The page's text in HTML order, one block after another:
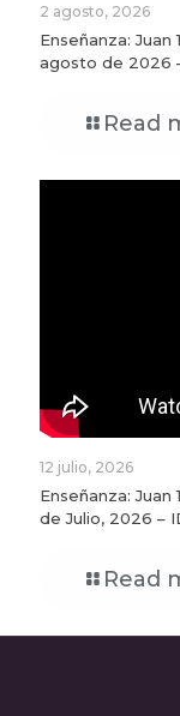
2 agosto, 2026
Enseñanza: Juan
agosto de 2026
Read
12 julio, 2026
Enseñanza: Juan
de Julio, 2026 –
Read